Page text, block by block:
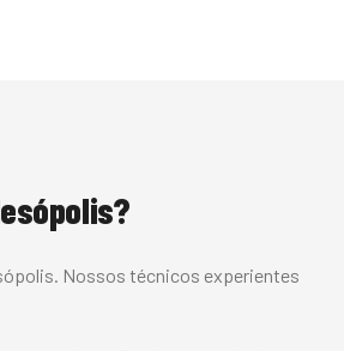
?
Nossos técnicos experientes